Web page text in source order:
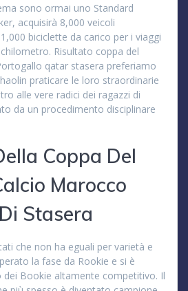
sono ormai uno Standard
acquisirà 8,000 veicoli
biciclette da carico per i viaggi
Risultato coppa del
qatar stasera preferiamo
praticare le loro straordinarie
alle vere radici dei ragazzi di
da un procedimento disciplinare
Coppa Del
Marocco
Stasera
che non ha eguali per varietà e
la fase da Rookie e si è
Bookie altamente competitivo. Il